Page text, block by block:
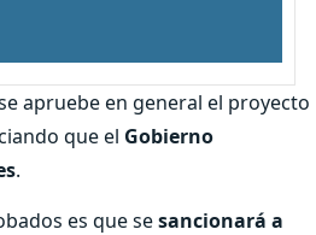
apruebe en general el proyecto
que el Gobierno
.
es que sesancionará a